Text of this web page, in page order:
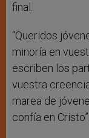
final.
“Queridos
minoría en
escriben los
vuestra
marea de
confía en Cristo”.